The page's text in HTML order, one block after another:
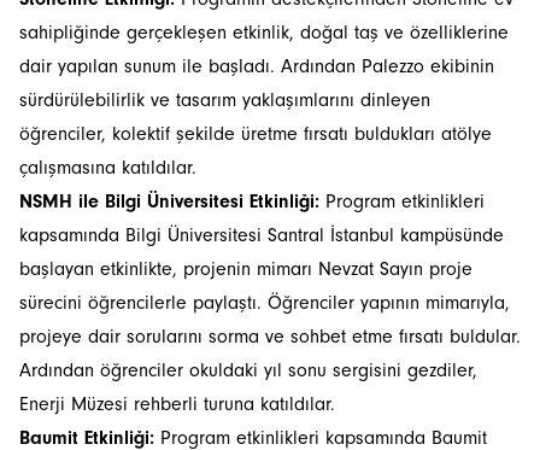
sahipliğinde gerçekleşen etkinlik, doğal taş ve özelliklerine
dair yapılan sunum ile başladı. Ardından Palezzo ekibinin
sürdürülebilirlik ve tasarım yaklaşımlarını dinleyen
öğrenciler, kolektif şekilde üretme fırsatı buldukları atölye
çalışmasına katıldılar.
NSMH ile Bilgi Üniversitesi Etkinliği: Program etkinlikleri
kapsamında Bilgi Üniversitesi Santral İstanbul kampüsünde
başlayan etkinlikte, projenin mimarı Nevzat Sayın proje
sürecini öğrencilerle paylaştı. Öğrenciler yapının mimarıyla,
projeye dair sorularını sorma ve sohbet etme fırsatı buldular.
Ardından öğrenciler okuldaki yıl sonu sergisini gezdiler,
Enerji Müzesi rehberli turuna katıldılar.
Baumit Etkinliği: Program etkinlikleri kapsamında Baumit